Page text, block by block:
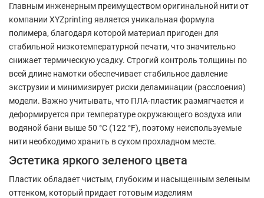
Главным инженерным преимуществом оригинальной нити от
компании XYZprinting является уникальная формула
полимера, благодаря которой материал пригоден для
стабильной низкотемпературной печати, что значительно
снижает термическую усадку. Строгий контроль толщины по
всей длине намотки обеспечивает стабильное давление
экструзии и минимизирует риски деламинации (расслоения)
модели. Важно учитывать, что ПЛА-пластик размягчается и
деформируется при температуре окружающего воздуха или
водяной бани выше 50 °C (122 °F), поэтому неиспользуемые
нити необходимо хранить в сухом прохладном месте.
Эстетика яркого зеленого цвета
Пластик обладает чистым, глубоким и насыщенным зеленым
оттенком, который придает готовым изделиям